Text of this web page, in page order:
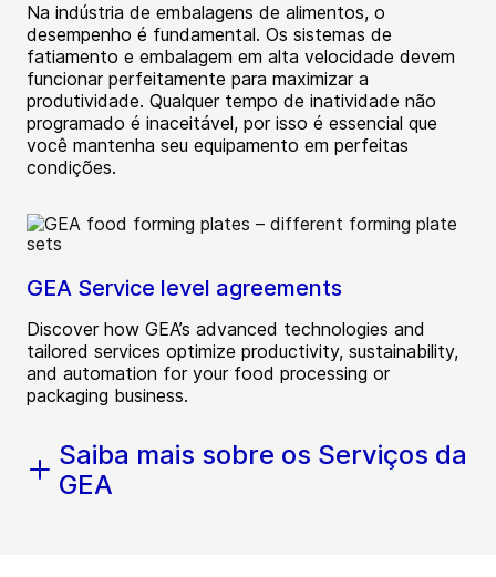
Na indústria de embalagens de alimentos, o
desempenho é fundamental. Os sistemas de
fatiamento e embalagem em alta velocidade devem
funcionar perfeitamente para maximizar a
produtividade. Qualquer tempo de inatividade não
programado é inaceitável, por isso é essencial que
você mantenha seu equipamento em perfeitas
condições.
GEA Service level agreements
Discover how GEA’s advanced technologies and
tailored services optimize productivity, sustainability,
and automation for your food processing or
packaging business.
Saiba mais sobre os Serviços da
GEA